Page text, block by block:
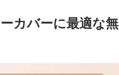
カバーに最適な無